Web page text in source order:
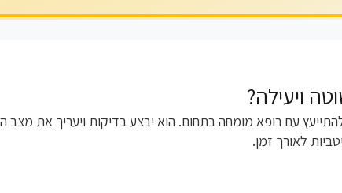
ויעילה?
עם רופא מומחה בתחום. הוא יבצע בדיקות ויעריך את
לאורך זמן.